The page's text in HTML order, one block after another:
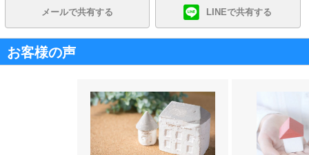
メールで共有する LINEで共有する
お客様の声